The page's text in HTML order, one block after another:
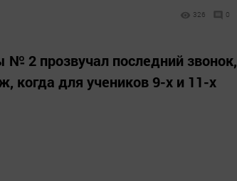
326 0
2 прозвучал последний звонок,
когда для учеников 9-х и 11-х